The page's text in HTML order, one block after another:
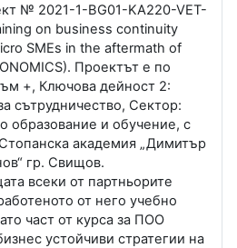
№ 2021-1-BG01-KA220-VET-
on business continuity
SMEs in the aftermath of
Проектът е по
+, Ключова дейност 2:
сътрудничество, Сектор:
образование и обучение, с
академия „Димитър
гр. Свищов.
всеки от партньорите
от него учебно
част от курса за ПОО
устойчиви стратегии на